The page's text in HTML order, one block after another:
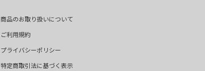
商品のお取り扱いについて
ご利用規約
プライバシーポリシー
特定商取引法に基づく表示